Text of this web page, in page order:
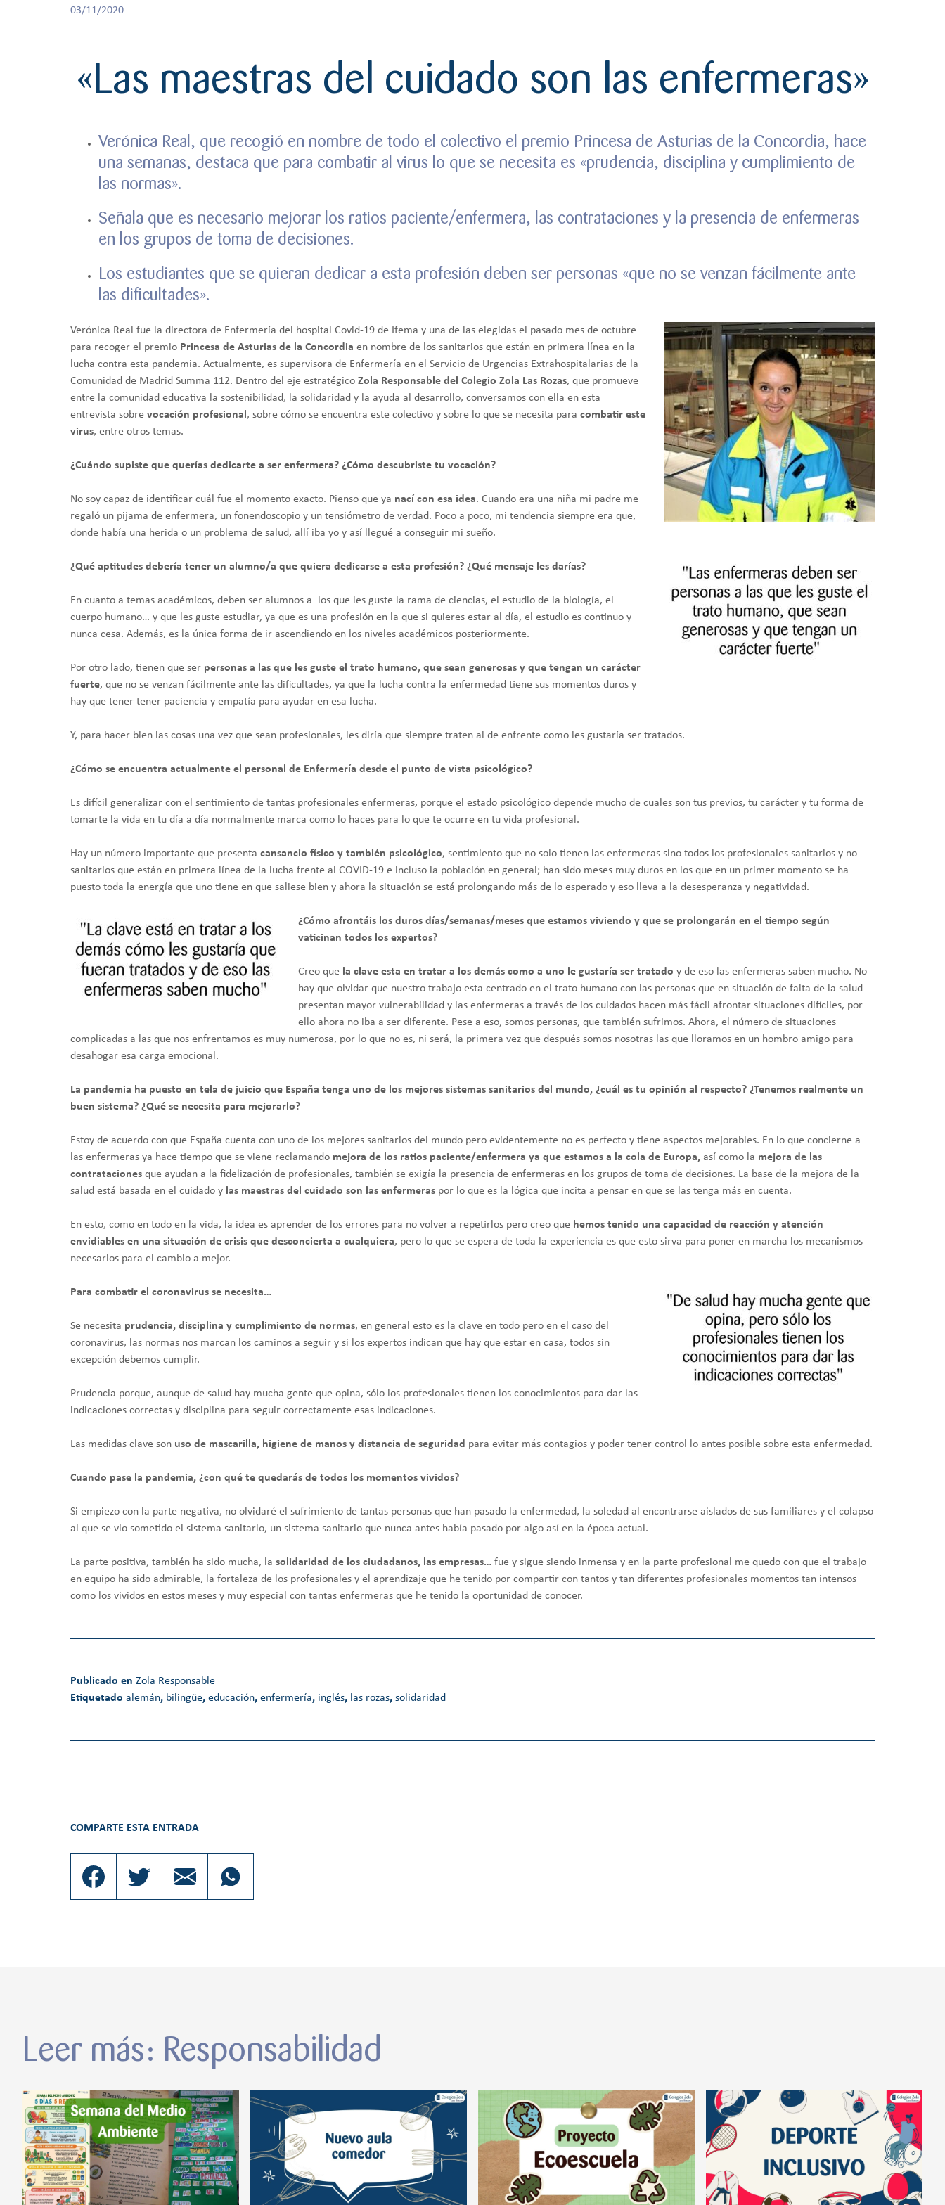
03/11/2020
«Las maestras del cuidado son las enfermeras»
Verónica Real, que recogió en nombre de todo el colectivo el premio Princesa de Asturias de la Concordia, hace
una semanas, destaca que para combatir al virus lo que se necesita es «prudencia, disciplina y cumplimiento de
las normas».
Señala que es necesario mejorar los ratios paciente/enfermera, las contrataciones y la presencia de enfermeras
en los grupos de toma de decisiones.
Los estudiantes que se quieran dedicar a esta profesión deben ser personas «que no se venzan fácilmente ante
las dificultades».
Verónica Real fue la directora de Enfermería del hospital Covid-19 de Ifema y una de las elegidas el pasado mes de octubre
para recoger el premio Princesa de Asturias de la Concordia en nombre de los sanitarios que están en primera línea en la
lucha contra esta pandemia. Actualmente, es supervisora de Enfermería en el Servicio de Urgencias Extrahospitalarias de la
Comunidad de Madrid Summa 112. Dentro del eje estratégico Zola Responsable del Colegio Zola Las Rozas, que promueve
entre la comunidad educativa la sostenibilidad, la solidaridad y la ayuda al desarrollo, conversamos con ella en esta
entrevista sobre vocación profesional , sobre cómo se encuentra este colectivo y sobre lo que se necesita para combatir este
virus, entre otros temas.
¿Cuándo supiste que querías dedicarte a ser enfermera? ¿Cómo descubriste tu vocación?
​No soy capaz de identificar cuál fue el momento exacto. Pienso que ya nací con esa idea. Cuando era una niña mi padre me
regaló un pijama de enfermera, un fonendoscopio y un tensiómetro de verdad. Poco a poco, mi tendencia siempre era que,
donde había una herida o un problema de salud, allí iba yo y así llegué a conseguir mi sueño.
¿Qué aptitudes debería tener un alumno/a que quiera dedicarse a esta profesión? ¿Qué mensaje les darías?
​En cuanto a temas académicos, deben ser alumnos a los que les guste la rama de ciencias, el estudio de la biología, el
cuerpo humano… y que les guste estudiar, ya que es una profesión en la que si quieres estar al día, el estudio es continuo y
nunca cesa. Además, es la única forma de ir ascendiendo en los niveles académicos posteriormente.
Por otro lado, tienen que ser personas a las que les guste el trato humano, que sean generosas y que tengan un carácter
fuerte, que no se venzan fácilmente ante las dificultades, ya que la lucha contra la enfermedad tiene sus momentos duros y
hay que tener tener paciencia y empatía para ayudar en esa lucha.
Y, para hacer bien las cosas una vez que sean profesionales, les diría que siempre traten al de enfrente como les gustaría ser tratados.
¿Cómo se encuentra actualmente el personal de Enfermería desde el punto de vista psicológico?
Es difícil generalizar con el sentimiento de tantas profesionales enfermeras, porque el estado psicológico depende mucho de cuales son tus previos, tu carácter y tu forma de
tomarte la vida en tu día a día normalmente marca como lo haces para lo que te ocurre en tu vida profesional.
Hay un número importante que presenta cansancio físico y también psicológico, sentimiento que no solo tienen las enfermeras sino todos los profesionales sanitarios y no
sanitarios que están en primera línea de la lucha frente al COVID-19 e incluso la población en general; han sido meses muy duros en los que en un primer momento se ha
puesto toda la energía que uno tiene en que saliese bien y ahora la situación se está prolongando más de lo esperado y eso lleva a la desesperanza y negatividad.
¿Cómo afrontáis los duros días/semanas/meses que estamos viviendo y que se prolongarán en el tiempo según
vaticinan todos los expertos?
​Creo que la clave esta en tratar a los demás como a uno le gustaría ser tratado y de eso las enfermeras saben mucho. No
hay que olvidar que nuestro trabajo esta centrado en el trato humano con las personas que en situación de falta de la salud
presentan mayor vulnerabilidad y las enfermeras a través de los cuidados hacen más fácil afrontar situaciones difíciles, por
ello ahora no iba a ser diferente. Pese a eso, somos personas, que también sufrimos. Ahora, el número de situaciones
complicadas a las que nos enfrentamos es muy numerosa, por lo que no es, ni será, la primera vez que después somos nosotras las que lloramos en un hombro amigo para
desahogar esa carga emocional.
La pandemia ha puesto en tela de juicio que España tenga uno de los mejores sistemas sanitarios del mundo, ¿cuál es tu opinión al respecto? ¿Tenemos realmente un
buen sistema? ¿Qué se necesita para mejorarlo?
​Estoy de acuerdo con que España cuenta con uno de los mejores sanitarios del mundo pero evidentemente no es perfecto y tiene aspectos mejorables. En lo que concierne a
las enfermeras ya hace tiempo que se viene reclamando mejora de los ratios paciente/enfermera ya que estamos a la cola de Europa, así como la mejora de las
contrataciones que ayudan a la fidelización de profesionales, también se exigía la presencia de enfermeras en los grupos de toma de decisiones. La base de la mejora de la
salud está basada en el cuidado y las maestras del cuidado son las enfermeras por lo que es la lógica que incita a pensar en que se las tenga más en cuenta.
En esto, como en todo en la vida, la idea es aprender de los errores para no volver a repetirlos pero creo que hemos tenido una capacidad de reacción y atención
envidiables en una situación de crisis que desconcierta a cualquiera, pero lo que se espera de toda la experiencia es que esto sirva para poner en marcha los mecanismos
necesarios para el cambio a mejor.
Para combatir el coronavirus se necesita…
Se necesita prudencia, disciplina y cumplimiento de normas, en general esto es la clave en todo pero en el caso del
coronavirus, las normas nos marcan los caminos a seguir y si los expertos indican que hay que estar en casa, todos sin
excepción debemos cumplir.
Prudencia porque, aunque de salud hay mucha gente que opina, sólo los profesionales tienen los conocimientos para dar las
indicaciones correctas y disciplina para seguir correctamente esas indicaciones.
Las medidas clave son uso de mascarilla, higiene de manos y distancia de seguridad para evitar más contagios y poder tener control lo antes posible sobre esta enfermedad.
Cuando pase la pandemia, ¿con qué te quedarás de todos los momentos vividos?
​Si empiezo con la parte negativa, no olvidaré el sufrimiento de tantas personas que han pasado la enfermedad, la soledad al encontrarse aislados de sus familiares y el colapso
al que se vio sometido el sistema sanitario, un sistema sanitario que nunca antes había pasado por algo así en la época actual.
La parte positiva, también ha sido mucha, la solidaridad de los ciudadanos, las empresas… fue y sigue siendo inmensa y en la parte profesional me quedo con que el trabajo
en equipo ha sido admirable, la fortaleza de los profesionales ​y el aprendizaje que he tenido por compartir con tantos y tan diferentes profesionales momentos tan intensos
como los vividos en estos meses y muy especial con tantas enfermeras que he tenido la oportunidad de conocer.
Publicado en Zola Responsable
Etiquetado alemán, bilingüe, educación, enfermería, inglés, las rozas, solidaridad
COMPARTE ESTA ENTRADA
Leer más: Responsabilidad